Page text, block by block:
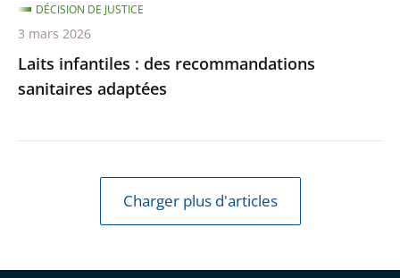
Laits infantiles : des recommandations
sanitaires adaptées
DÉCISION DE JUSTICE
3 mars 2026
Charger plus d'articles